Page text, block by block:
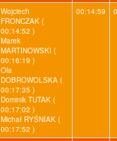
Wojciech
FRONCZAK (
00:14:52 )
Marek
MARTINOWSKI (
00:16:19 )
Ola
DOBROWOLSKA (
00:17:35 )
Dominik TUTAK (
00:17:02 )
Michał RYŚNIAK (
00:17:52 )
00:14:59